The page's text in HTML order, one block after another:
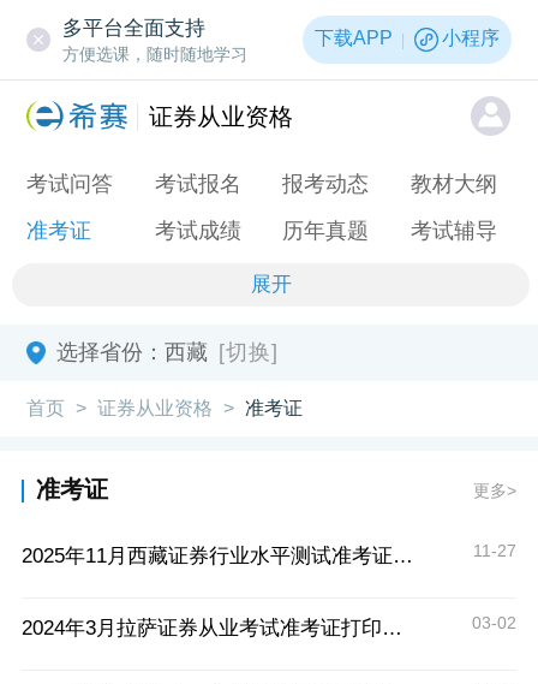
多平台全面支持
方便选课，随时随地学习
下载APP 小程序
证券从业资格
考试问答 考试报名 报考动态
教材大纲
准考证
考试成绩 历年真题 考试辅导
展开
选择省份： 西藏 [切换]
首页 > 证券从业资格 > 准考证
准考证 更多>
2025年11月西藏证券行业水平测试准考证打印入口11月26日开通 11-27
2024年3月拉萨证券从业考试准考证打印时间 03-02